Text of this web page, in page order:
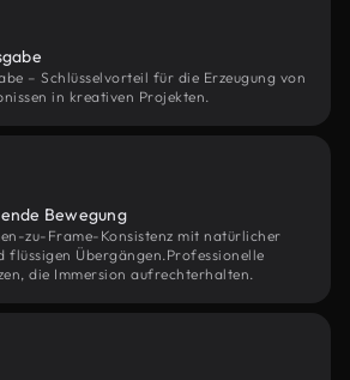
– Schlüsselvorteil für die Erzeugung von
in kreativen Projekten.
Bewegung
zu-Frame-Konsistenz mit natürlicher
flüssigen Übergängen.Professionelle
die Immersion aufrechterhalten.